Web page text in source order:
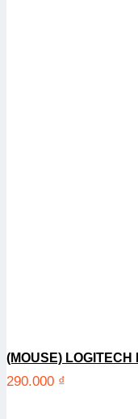
(MOUSE)
290.000 ₫